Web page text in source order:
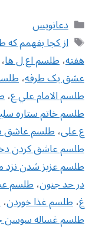
دسته‌ها
دعانویس
برچسب‌ها
از کجا بفهمم
هفته،طلسم اع ل ها،
عشق یک طرفه،
طلسم الامام علي ع،
طلسم خاتم ستاره
ع علی،طلسم عاشق
طلسم عاشق كردن
طلسم عزیز شدن نزد
در حد جنون،طلسم
غ،طلسم غذا خوردن،
طلسم غساله